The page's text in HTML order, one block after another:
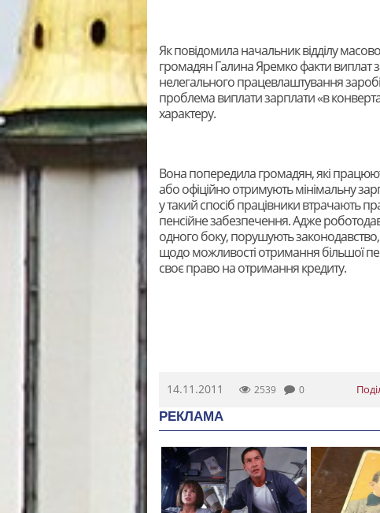
Як повідомила начальник відділу
громадян Галина Яремко факти виплат
нелегального працевлаштування
проблема виплати зарплати «в
характеру.
Вона попередила громадян, які
або офіційно отримують мінімальну
у такий спосіб працівники втрачають
пенсійне забезпечення. Адже
одного боку, порушують
щодо можливості отримання більшої
своє право на отримання кредиту.
14.11.2011 2539 0
РЕКЛАМА